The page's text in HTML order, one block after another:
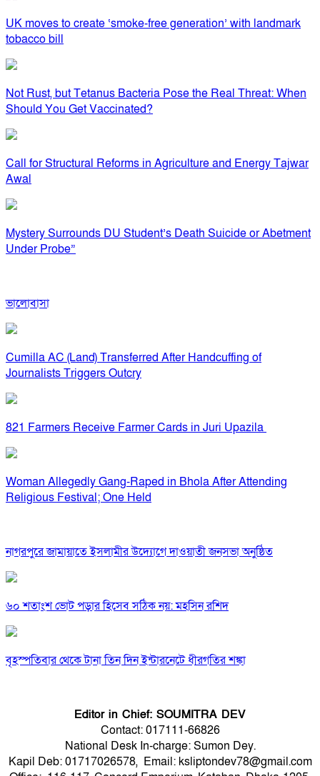
UK moves to create ‘smoke-free generation’ with landmark
tobacco bill
Not Rust, but Tetanus Bacteria Pose the Real Threat: When
Should You Get Vaccinated?
Call for Structural Reforms in Agriculture and Energy Tajwar
Awal
Mystery Surrounds DU Student’s Death Suicide or Abetment
Under Probe”
ভালোবাসা
Cumilla AC (Land) Transferred After Handcuffing of
Journalists Triggers Outcry
821 Farmers Receive Farmer Cards in Juri Upazila
Woman Allegedly Gang-Raped in Bhola After Attending
Religious Festival; One Held
নাগরপুরে জামায়াতে ইসলামীর উদ্যোগে দাওয়াতী জনসভা অনুষ্ঠিত
৬০ শতাংশ ভোট পড়ার হিসেব সঠিক নয়: মহসিন রশিদ
বৃহস্পতিবার থেকে টানা তিন দিন ইন্টারনেটে ধীরগতির শঙ্কা
Editor in Chief: SOUMITRA DEV
Contact: 017111-66826
National Desk In-charge: Sumon Dey.
Kapil Deb: 01717026578, Email: ksliptondev78@gmail.com